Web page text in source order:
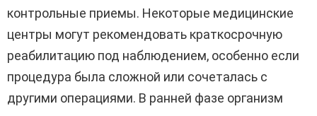
контрольные приемы. Некоторые медицинские
центры могут рекомендовать краткосрочную
реабилитацию под наблюдением, особенно если
процедура была сложной или сочеталась с
другими операциями. В ранней фазе организм